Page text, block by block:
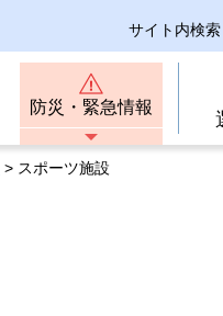
サイト内検索
防災・緊急情報
> スポーツ施設